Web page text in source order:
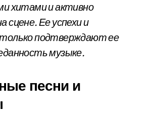
хитами и активно
сцене. Ее успехи и
подтверждают ее
музыке.
песни и